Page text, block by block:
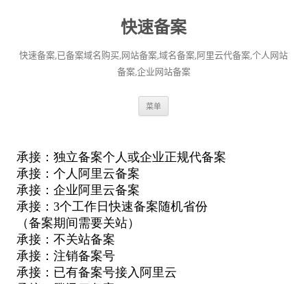
快速备案
快速备案,已备案域名购买,网站备案,域名备案,阿里云代备案,个人网站
备案,企业网站备案
菜单